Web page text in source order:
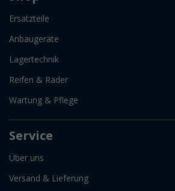
Ersatzteile
Anbaugeräte
Lagertechnik
Reifen & Räder
Wartung & Pflege
Service
Über uns
Versand & Lieferung